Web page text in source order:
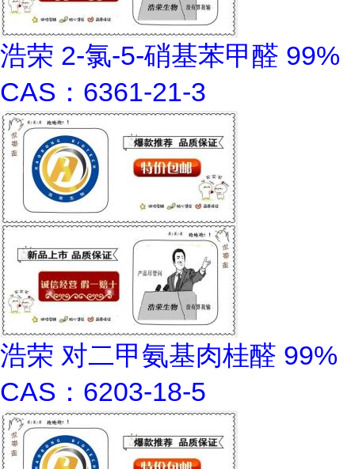
浩荣 2-氯-5-硝基苯甲醛 99%
CAS：6361-21-3
浩荣 对二甲氨基肉桂醛 99%
CAS：6203-18-5